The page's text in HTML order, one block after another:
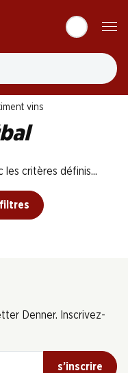
vins
les critères définis...
Denner. Inscrivez-
s’inscrire